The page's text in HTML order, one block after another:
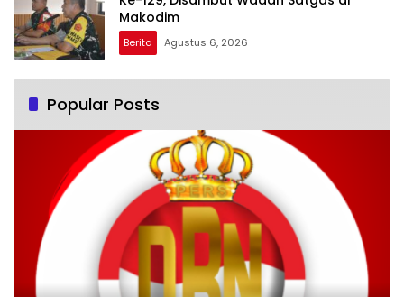
Makodim
Berita Agustus 6, 2026
Popular Posts